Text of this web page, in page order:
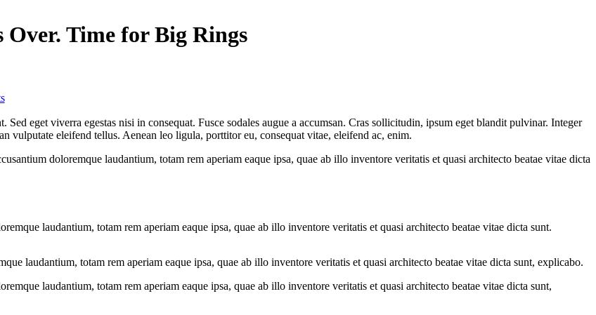
Over. Time for Big Rings
eget viverra egestas nisi in consequat. Fusce sodales augue a accumsan. Cras sollicitudin, ipsum eget blandit pulvinar. Integer
vulputate eleifend tellus. Aenean leo ligula, porttitor eu, consequat vitae, eleifend ac, enim.
doloremque laudantium, totam rem aperiam eaque ipsa, quae ab illo inventore veritatis et quasi architecto beatae vitae dicta
laudantium, totam rem aperiam eaque ipsa, quae ab illo inventore veritatis et quasi architecto beatae vitae dicta sunt.
laudantium, totam rem aperiam eaque ipsa, quae ab illo inventore veritatis et quasi architecto beatae vitae dicta sunt, explicabo.
laudantium, totam rem aperiam eaque ipsa, quae ab illo inventore veritatis et quasi architecto beatae vitae dicta sunt,